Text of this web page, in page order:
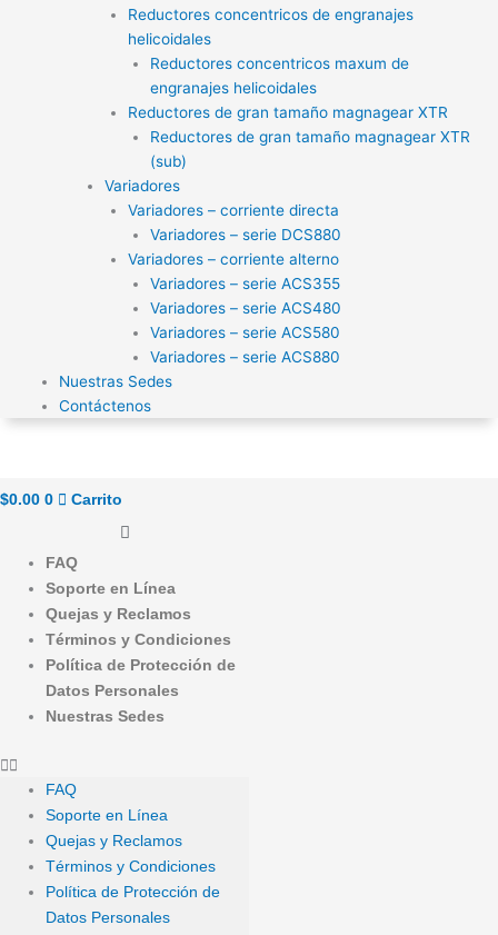
Reductores concentricos de engranajes
helicoidales
Reductores concentricos maxum de
engranajes helicoidales
Reductores de gran tamaño magnagear XTR
Reductores de gran tamaño magnagear XTR
(sub)
Variadores
Variadores – corriente directa
Variadores – serie DCS880
Variadores – corriente alterno
Variadores – serie ACS355
Variadores – serie ACS480
Variadores – serie ACS580
Variadores – serie ACS880
Nuestras Sedes
Contáctenos
$0.00 0 Carrito
FAQ
Soporte en Línea
Quejas y Reclamos
Términos y Condiciones
Política de Protección de
Datos Personales
Nuestras Sedes
FAQ
Soporte en Línea
Quejas y Reclamos
Términos y Condiciones
Política de Protección de
Datos Personales